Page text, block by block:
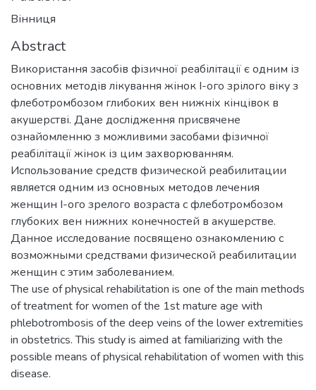
Вінниця
Abstract
Використання засобів фізичної реабілітації є одним із
основних методів лікування жінок І-ого зрілого віку з
флеботромбозом глибоких вен нижніх кінцівок в
акушерстві. Дане дослідження присвячене
ознайомленню з можливими засобами фізичної
реабілітації жінок із цим захворюванням.
Использование средств физической реабилитации
является одним из основных методов лечения
женщин I-ого зрелого возраста с флеботромбозом
глубоких вен нижних конечностей в акушерстве.
Данное исследование посвящено ознакомлению с
возможными средствами физической реабилитации
женщин с этим заболеванием.
The use of physical rehabilitation is one of the main methods
of treatment for women of the 1st mature age with
phlebotrombosis of the deep veins of the lower extremities
in obstetrics. This study is aimed at familiarizing with the
possible means of physical rehabilitation of women with this
disease.